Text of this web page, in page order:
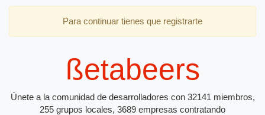
Para continuar tienes que registrarte
ßetabeers
Únete a la comunidad de desarrolladores con 32141 miembros,
255 grupos locales, 3689 empresas contratando